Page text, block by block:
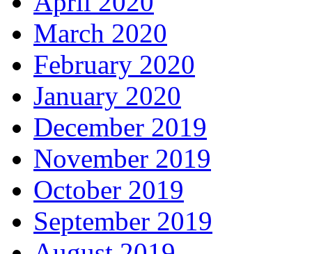
March 2020
February 2020
January 2020
December 2019
November 2019
October 2019
September 2019